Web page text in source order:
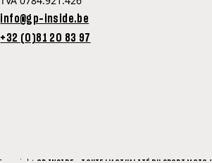
info@gp-inside.be
+32 (0)81 20 83 97